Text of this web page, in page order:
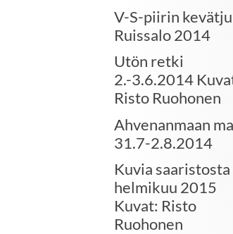
V-S-piirin
Ruissalo 2014
Utön retki
2.-3.6.2014
Risto Ruohonen
Ahvenanmaan
31.7-2.8.2014
Kuvia saaristosta
helmikuu 2015
Kuvat: Risto
Ruohonen